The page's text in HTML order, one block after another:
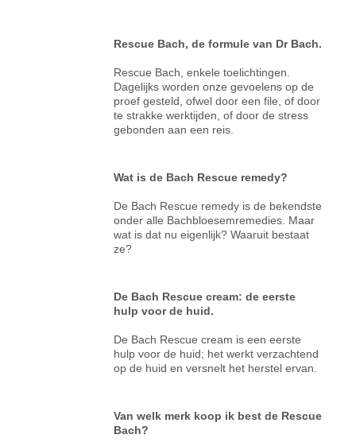
Rescue Bach, de formule van Dr Bach.
Rescue Bach, enkele toelichtingen.
Dagelijks worden onze gevoelens op de
proef gesteld, ofwel door een file, of door
te strakke werktijden, of door de stress
gebonden aan een reis.
Wat is de Bach Rescue remedy?
De Bach Rescue remedy is de bekendste
onder alle Bachbloesemremedies. Maar
wat is dat nu eigenlijk? Waaruit bestaat
ze?
De Bach Rescue cream: de eerste
hulp voor de huid.
De Bach Rescue cream is een eerste
hulp voor de huid; het werkt verzachtend
op de huid en versnelt het herstel ervan.
Van welk merk koop ik best de Rescue
Bach?